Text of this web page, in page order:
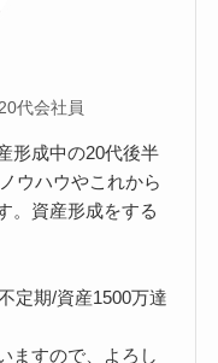
代会社員
形成中の20代後半
ウハウやこれから
。資産形成をする
定期/資産1500万達
ますので、よろし